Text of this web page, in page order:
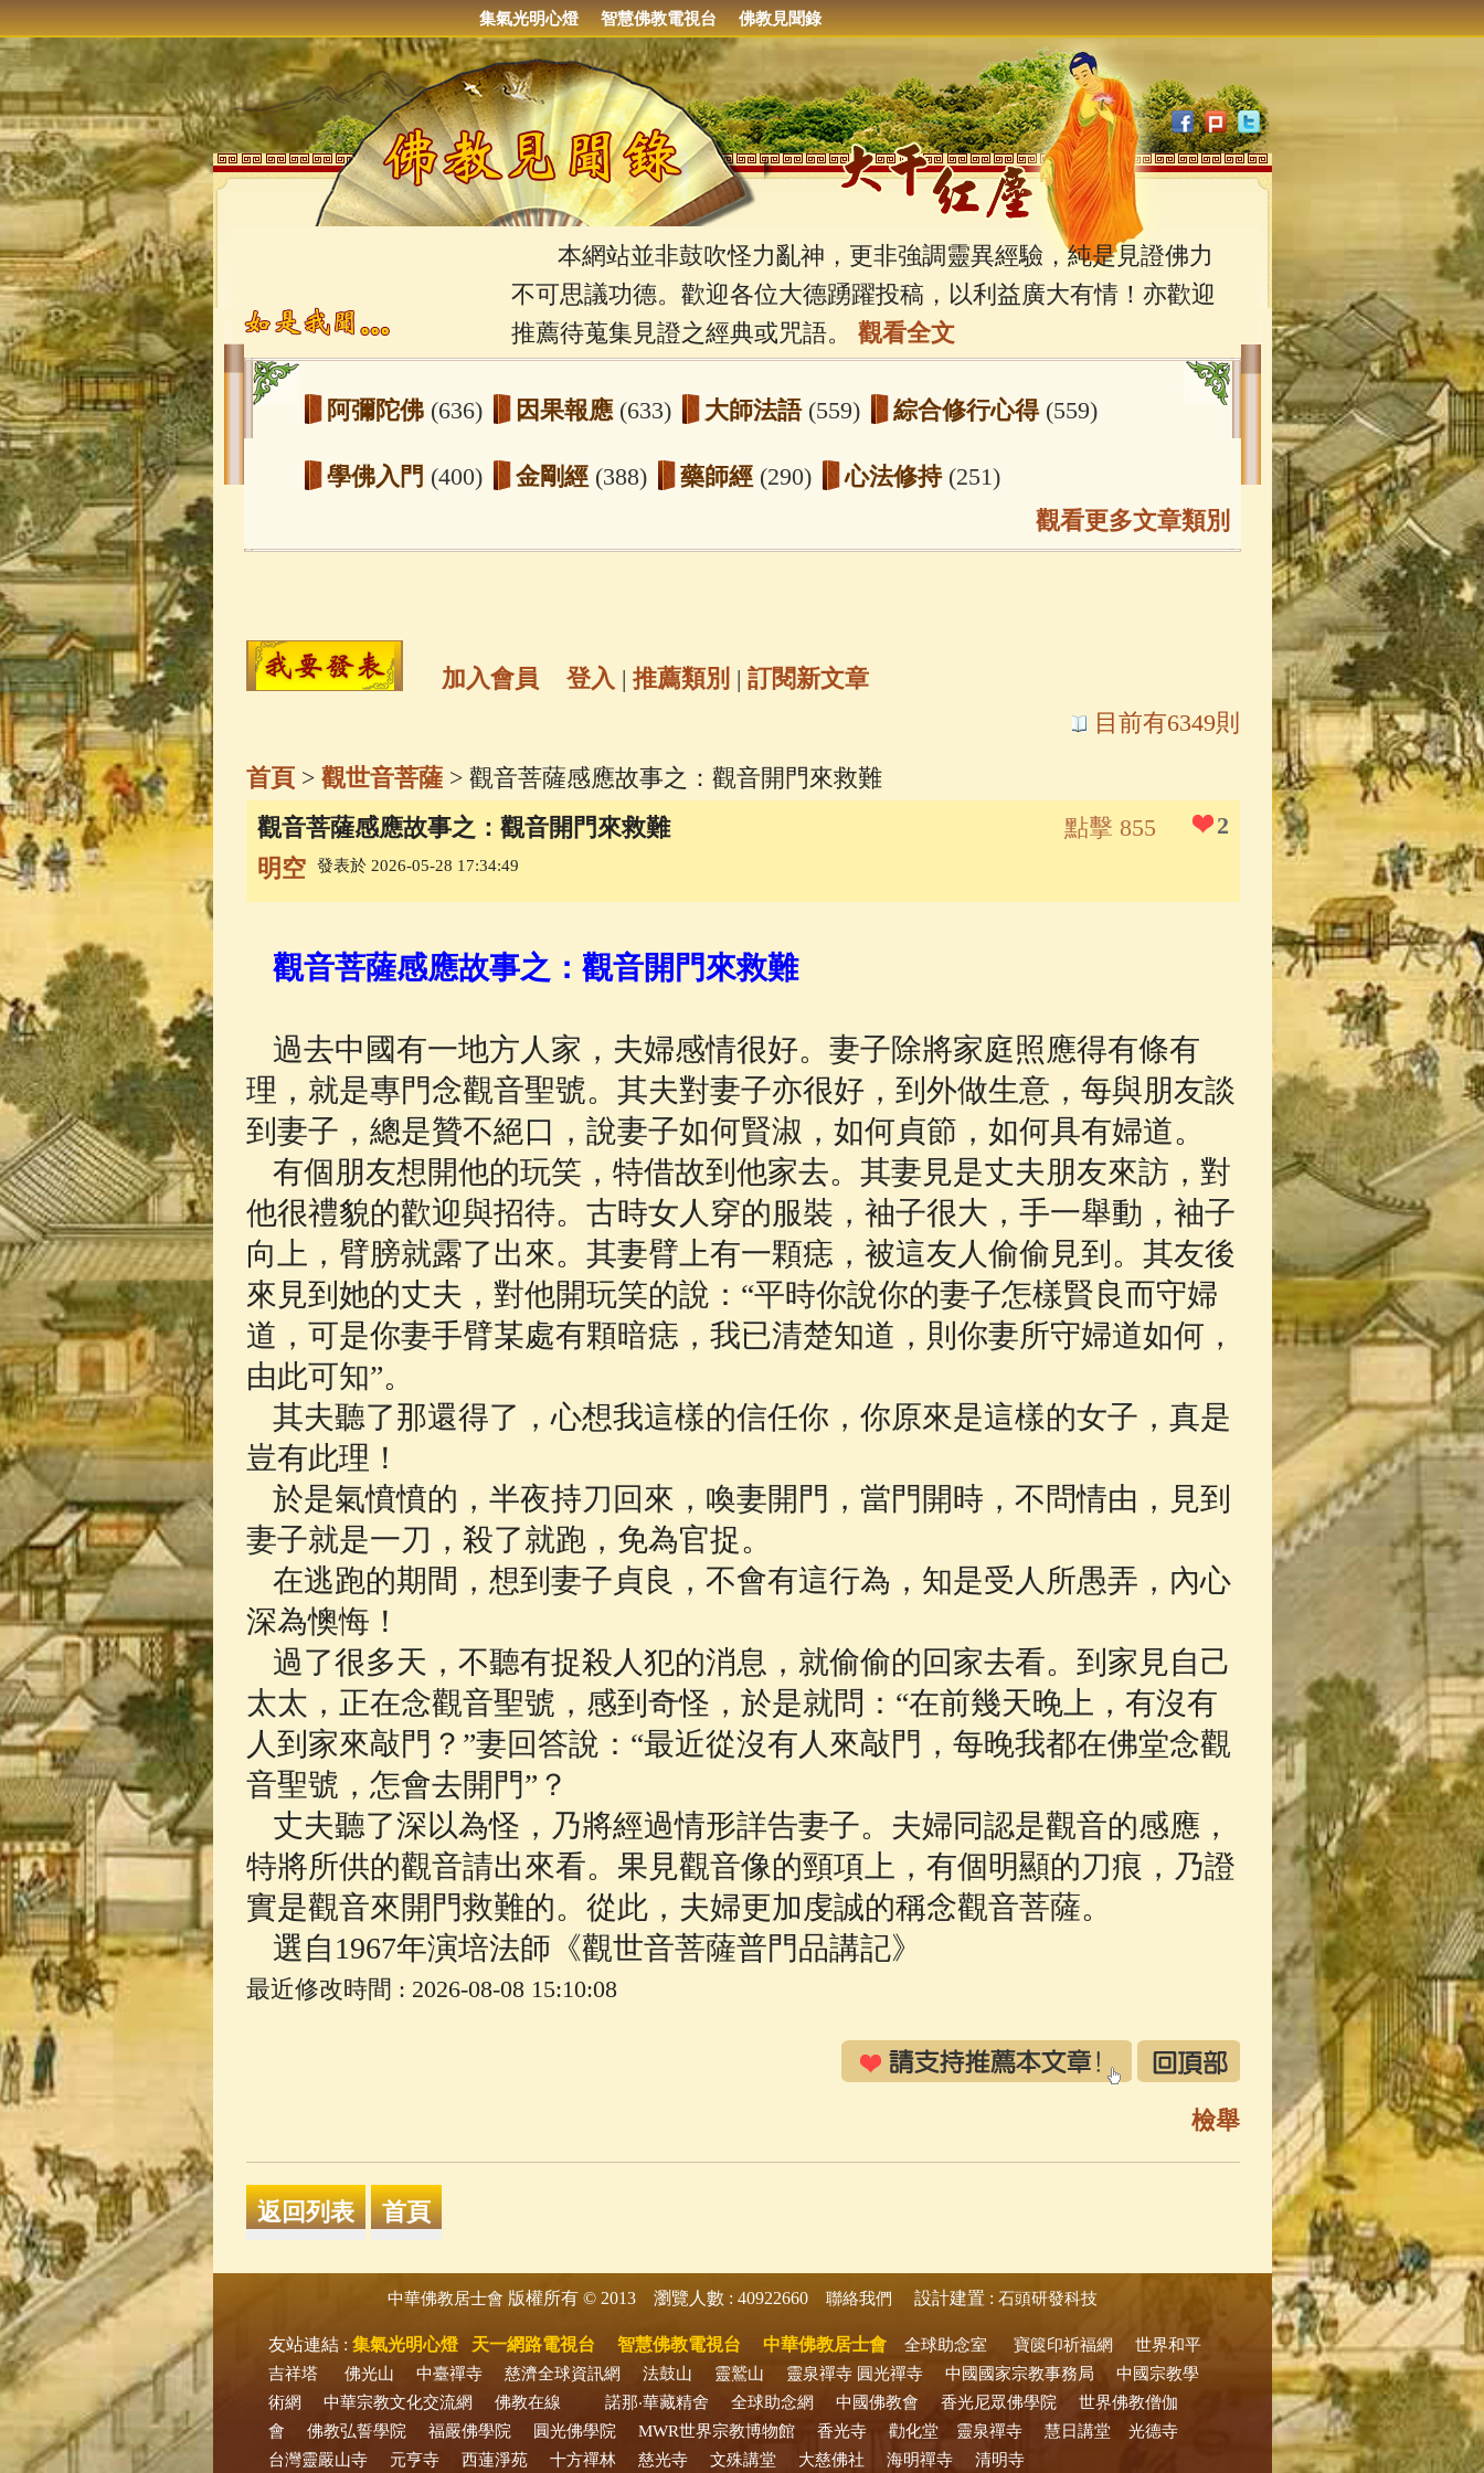
集氣光明心燈 智慧佛教電視台 佛教見聞錄
本網站並非鼓吹怪力亂神，更非強調靈異經驗，純是見證佛力
不可思議功德。歡迎各位大德踴躍投稿，以利益廣大有情！亦歡迎
推薦待蒐集見證之經典或咒語。 觀看全文
阿彌陀佛 (636) 因果報應 (633) 大師法語 (559) 綜合修行心得 (559)
學佛入門 (400) 金剛經 (388) 藥師經 (290) 心法修持 (251)
玉曆寶鈔(236) 地藏經(225) 臨終助念(190) 文殊菩薩(165)
高僧故事 (142) 放生護生 (133) 戒除邪淫(129)
一切如來心秘密全身舍利寶篋印陀羅尼經(81) 六字大明咒(81) 大悲咒(72)
生活禪(70) 釋迦牟尼佛傳
觀看更多文章類別
加入會員 登入 | 推薦類別 | 訂閱新文章
目前有6349則
首頁> 觀世音菩薩> 觀音菩薩感應故事之：觀音開門來救難
觀音菩薩感應故事之：觀音開門來救難
2
點擊 855
明空
發表於 2026-05-28 17:34:49
觀音菩薩感應故事之：觀音開門來救難
過去中國有一地方人家，夫婦感情很好。妻子除將家庭照應得有條有
理，就是專門念觀音聖號。其夫對妻子亦很好，到外做生意，每與朋友談
到妻子，總是贊不絕口，說妻子如何賢淑，如何貞節，如何具有婦道。
有個朋友想開他的玩笑，特借故到他家去。其妻見是丈夫朋友來訪，對
他很禮貌的歡迎與招待。古時女人穿的服裝，袖子很大，手一舉動，袖子
向上，臂膀就露了出來。其妻臂上有一顆痣，被這友人偷偷見到。其友後
來見到她的丈夫，對他開玩笑的說：“平時你說你的妻子怎樣賢良而守婦
道，可是你妻手臂某處有顆暗痣，我已清楚知道，則你妻所守婦道如何，
由此可知”。
其夫聽了那還得了，心想我這樣的信任你，你原來是這樣的女子，真是
豈有此理！
於是氣憤憤的，半夜持刀回來，喚妻開門，當門開時，不問情由，見到
妻子就是一刀，殺了就跑，免為官捉。
在逃跑的期間，想到妻子貞良，不會有這行為，知是受人所愚弄，內心
深為懊悔！
過了很多天，不聽有捉殺人犯的消息，就偷偷的回家去看。到家見自己
太太，正在念觀音聖號，感到奇怪，於是就問：“在前幾天晚上，有沒有
人到家來敲門？”妻回答說：“最近從沒有人來敲門，每晚我都在佛堂念觀
音聖號，怎會去開門”？
丈夫聽了深以為怪，乃將經過情形詳告妻子。夫婦同認是觀音的感應，
特將所供的觀音請出來看。果見觀音像的頸項上，有個明顯的刀痕，乃證
實是觀音來開門救難的。從此，夫婦更加虔誠的稱念觀音菩薩。
選自1967年演培法師《觀世音菩薩普門品講記》
最近修改時間 : 2026-08-08 15:10:08
檢舉
中華佛教居士會 版權所有 © 2013 瀏覽人數 : 40922660 聯絡我們 設計建置 : 石頭研發科技
友站連結 : 集氣光明心燈 天一網路電視台 智慧佛教電視台 中華佛教居士會 全球助念室 寶篋印祈福網
世界和平
吉祥塔
佛光山 中臺禪寺 慈濟全球資訊網 法鼓山 靈鷲山 靈泉禪寺 圓光禪寺 中國國家宗教事務局
中國宗教學
術網
中華宗教文化交流網 佛教在線 諾那‧華藏精舍 全球助念網 中國佛教會 香光尼眾佛學院
世界佛教僧伽
會
佛教弘誓學院 福嚴佛學院 圓光佛學院 MWR世界宗教博物館 香光寺 勸化堂 靈泉禪寺 慧日講堂
光德寺
台灣靈嚴山寺
元亨寺 西蓮淨苑 十方禪林 慈光寺 文殊講堂 大慈佛社 海明禪寺 清明寺